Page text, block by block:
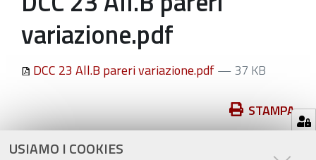
USIAMO I COOKIES
variazione.pdf
DCC 23 All.B pareri variazione.pdf— 37 KB
sul
documento
STAMPA
ultima modifica